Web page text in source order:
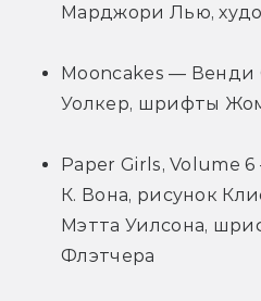
Марджори Лью,
Mooncakes —
Уолкер, шрифты
Paper Girls, Volume
К. Вона, рисунок
Мэтта Уилсона,
Флэтчера